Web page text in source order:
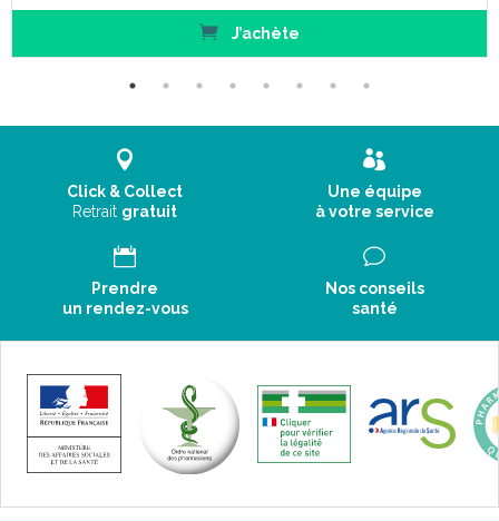
J’achète
Click & Collect
Retrait gratuit
Une équipe
à votre service
Prendre
un rendez-vous
Nos conseils
santé